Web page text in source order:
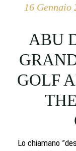
16 Gennaio
ABU
GOLF
Lo chiamano